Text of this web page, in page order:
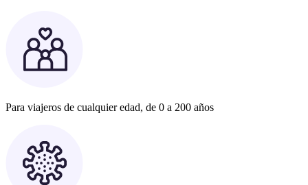
Para viajeros de cualquier edad, de 0 a 200 años